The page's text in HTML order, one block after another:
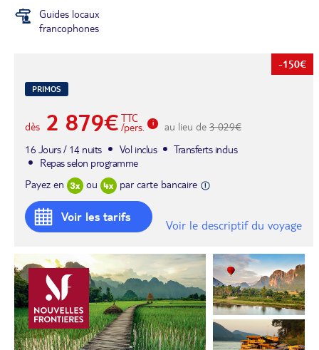
Guides locaux
francophones
-150€
PRIMOS
dès 2 879€ TTC
/pers. au lieu de 3 029€
16 Jours / 14 nuits
Vol inclus
Transferts inclus
Repas selon programme
Payez en
ou par carte bancaire
Voir les tarifs
Voir le descriptif du voyage